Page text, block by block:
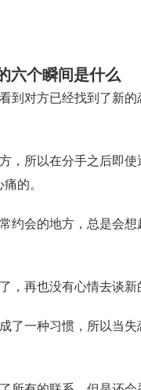
个瞬间是什么
对方已经找到了新的
所以在分手之后即使
的。
会的地方，总是会想
再也没有心情去谈新
一种习惯，所以当失